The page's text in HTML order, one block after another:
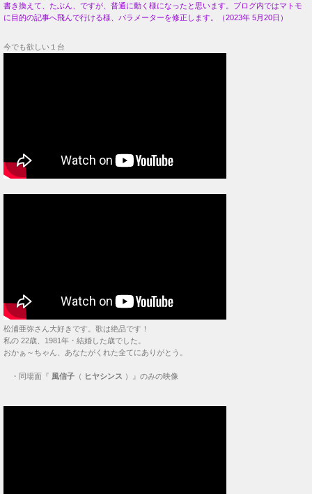
書き換えて、たぶん、ですが、普通に動く様になったと思います。ブログ内ではマトモ
に目的の記事へ飛んで行ける様、パラメーターを修正します。（2023年 5月20日）
今でも欲しい１台
松浦亜弥さん大好きです。歌は絶品です！
私の 22歳、1981年・結婚した歳でした。
おかぁ～ちゃん、あなたがくれた全てにありがとう。
・ 同場面『 風信子 （ ヒヤシンス ）』のみの映像